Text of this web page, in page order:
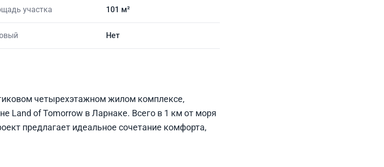
участка 101 м²
Нет
четырехэтажном жилом комплексе,
Land of Tomorrow в Ларнаке. Всего в 1 км от моря
предлагает идеальное сочетание комфорта,